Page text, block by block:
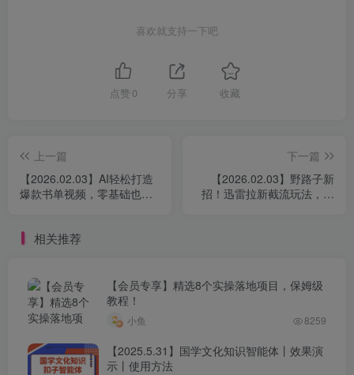
喜欢就支持一下吧
点赞 0 分享 收藏
上一篇
【2026.02.03】AI轻松打造
爆款书单视频，零基础也能
下一篇
【2026.02.03】野路子新
招！迅雷拉新截流玩法，自
相关推荐
【会员专享】精选8个实操落地项目，保姆级
教程！
小鱼 8259
【2025.5.31】国学文化知识智能体丨效果演
示丨使用方法